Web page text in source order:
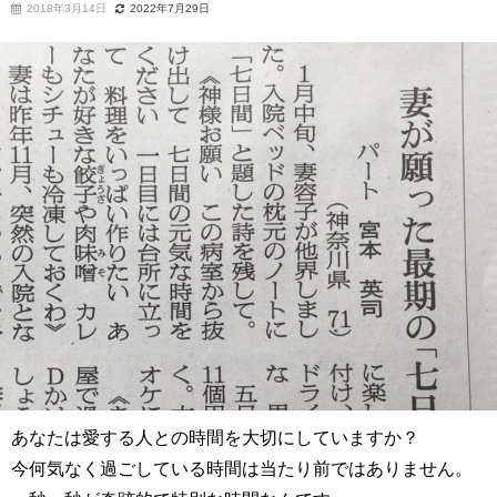
2018年3月14日 2022年7月29日
あなたは愛する人との時間を大切にしていますか？
今何気なく過ごしている時間は当たり前ではありません。